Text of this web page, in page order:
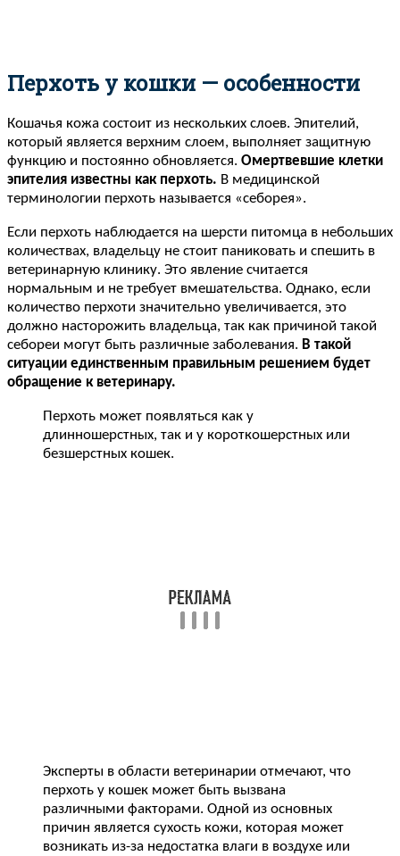
Перхоть у кошки — особенности
Кошачья кожа состоит из нескольких слоев. Эпителий,
который является верхним слоем, выполняет защитную
функцию и постоянно обновляется. Омертвевшие клетки
эпителия известны как перхоть. В медицинской
терминологии перхоть называется «себорея».
Если перхоть наблюдается на шерсти питомца в небольших
количествах, владельцу не стоит паниковать и спешить в
ветеринарную клинику. Это явление считается
нормальным и не требует вмешательства. Однако, если
количество перхоти значительно увеличивается, это
должно насторожить владельца, так как причиной такой
себореи могут быть различные заболевания. В такой
ситуации единственным правильным решением будет
обращение к ветеринару.
Перхоть может появляться как у
длинношерстных, так и у короткошерстных или
безшерстных кошек.
Эксперты в области ветеринарии отмечают, что
перхоть у кошек может быть вызвана
различными факторами. Одной из основных
причин является сухость кожи, которая может
возникать из-за недостатка влаги в воздухе или